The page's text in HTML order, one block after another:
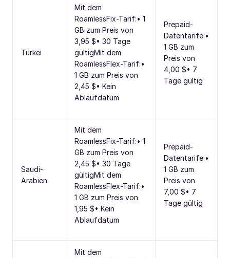
Türkei
Mit dem
RoamlessFix-Tarif:• 1
GB zum Preis von
3,95 $• 30 Tage
gültigMit dem
RoamlessFlex-Tarif:•
1 GB zum Preis von
2,45 $• Kein
Ablaufdatum
Prepaid-
Datentarife:•
1 GB zum
Preis von
4,00 $• 7
Tage gültig
Saudi-
Arabien
Mit dem
RoamlessFix-Tarif:• 1
GB zum Preis von
2,45 $• 30 Tage
gültigMit dem
RoamlessFlex-Tarif:•
1 GB zum Preis von
1,95 $• Kein
Ablaufdatum
Prepaid-
Datentarife:•
1 GB zum
Preis von
7,00 $• 7
Tage gültig
Mit dem